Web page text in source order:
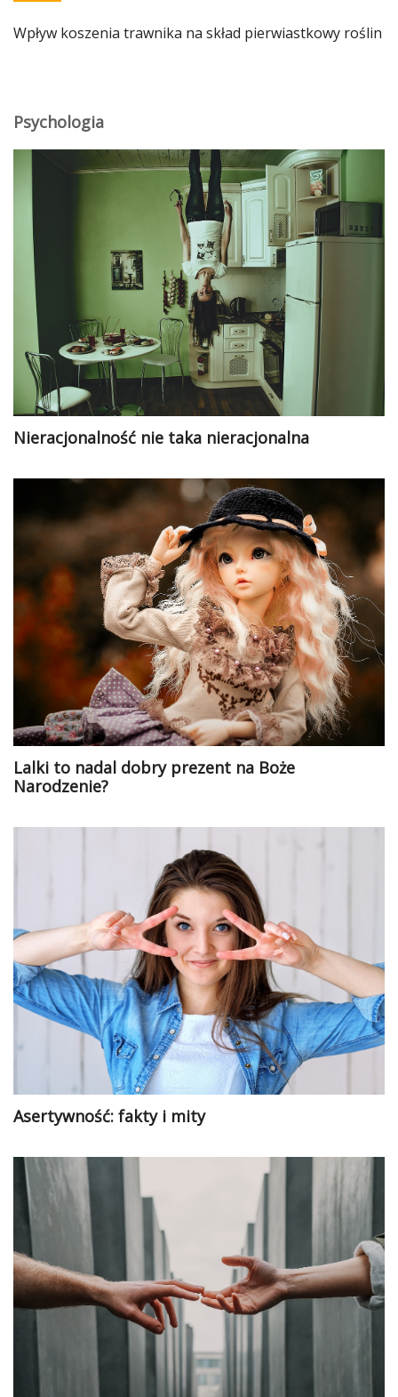
Wpływ koszenia trawnika na skład pierwiastkowy roślin
Psychologia
Nieracjonalność nie taka nieracjonalna
Lalki to nadal dobry prezent na Boże
Narodzenie?
Asertywność: fakty i mity